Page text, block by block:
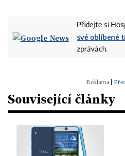
Přidejte si
své oblíbené
zprávách.
Související články